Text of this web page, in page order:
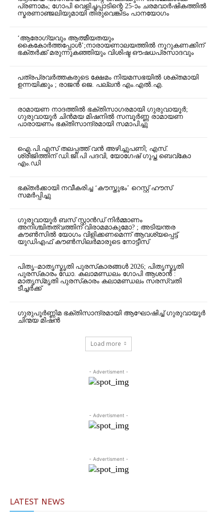
പ്രണാമം; ഗോപി വെളിച്ചപ്പാടിന്റെ 25-ാം ചരമവാർഷികത്തിൽ
സ്മരണാഞ്ജലിയുമായി തിരുവെങ്കിടം പാനയോഗം
‘ആരോഗ്യവും ആത്മീയതയും
കൈകോർത്തപ്പോൾ’;നാരായണാലയത്തിൽ നൂറുകണക്കിന്
ഭക്തർക്ക് മരുന്നുകഞ്ഞിയും വിശിഷ്ട ഔഷധപ്രസാദവും
പത്രപ്രവർത്തകരുടെ ക്ഷേമം നിയമസഭയിൽ ശക്തമായി
ഉന്നയിക്കും ; രാജൻ ജെ. പല്ലൻ എം.എൽ.എ.
രാമായണ നാദത്തിൽ ഭക്തിസാഗരമായി ഗുരുവായൂർ;
ഗുരുവായൂർ ചിൻമയ മിഷനിൽ സമ്പൂർണ്ണ രാമായണ
പാരായണം ഭക്തിസാന്ദ്രമായി സമാപിച്ചു
ഐ.പി.എസ് തലപ്പത്ത് വൻ അഴിച്ചുപണി; എസ്.
ശ്രീജിത്തിന് ഡി.ജി.പി പദവി, യോഗേഷ് ഗുപ്ത ബെവ്കോ
എം.ഡി
ഭക്തർക്കായി നവീകരിച്ച ‘കൗസ്തുഭം’ റെസ്റ്റ് ഹൗസ്
സമർപ്പിച്ചു
ഗുരുവായൂർ ബസ് സ്റ്റാൻഡ് നിർമ്മാണം
അനിശ്ചിതത്വത്തിന് വിരാമമാകുമോ? ; അടിയന്തര
കൗൺസിൽ യോഗം വിളിക്കണമെന്ന് ആവശ്യപ്പെട്ട്
യുഡിഎഫ് കൗൺസിലർമാരുടെ നോട്ടീസ്
പിതൃ–മാതൃസ്മൃതി പുരസ്‌കാരങ്ങൾ 2026; പിതൃസ്മൃതി
പുരസ്‌കാരം ഡോ. കലാമണ്ഡലം ഗോപി ആശാന്‍ :
മാതൃസ്‌മൃതി പുരസ്‌കാരം കലാമണ്ഡലം സരസ്വതി
ടീച്ചര്‍ക്ക്
ഗുരുപൂർണ്ണിമ ഭക്തിസാന്ദ്രമായി ആഘോഷിച്ച് ഗുരുവായൂർ
ചിന്മയ മിഷൻ
Load more
- Advertisment -
- Advertisment -
- Advertisment -
LATEST NEWS